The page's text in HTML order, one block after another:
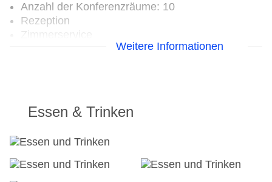
Anzahl der Konferenzräume: 10
Rezeption
Sonnenschirme am Pool, Liegen am Pool,
Handtücher, Wasserrutsche: ohne Gebühr
Visa
Landeskategorie: 5 Sterne
Weitere Informationen
Essen & Trinken